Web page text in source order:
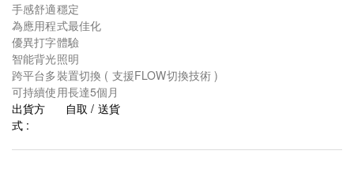
手感舒適穩定
為應用程式最佳化
優異打字體驗
智能背光照明
跨平台多裝置切換 ( 支援FLOW切換技術 )
可持續使用長達5個月
出貨方
式 :
自取 / 送貨